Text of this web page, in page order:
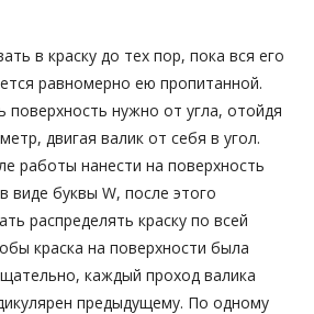
в краску до тех пор, пока вся его
равномерно ею пропитанной.
поверхность нужно от угла, отойдя
двигая валик от себя в угол.
работы нанести на поверхность
виде буквы W, после этого
распределять краску по всей
краска на поверхности была
каждый проход валика
предыдущему. По одному